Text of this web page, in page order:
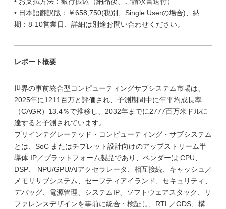
• 日本語翻訳版：￥658,750(税別、Single Userの場合)、納
期：8-10営業日、詳細は別途お問い合わせください。
レポート概要
世界の事前統合型コンピューティングサブシステム市場は、
2025年に1211百万と評価され、予測期間中に年平均成長率
（CAGR）13.4％で推移し、2032年までに2777百万米ドルに
達すると予測されています。
プリインテグレーテッド・コンピューティング・サブシステム
とは、SoC またはチプレット設計向けのアップストリーム半
導体 IP／プラットフォーム製品であり、ベンダーは CPU、
DSP、 NPU/GPU/AIアクセラレータ、相互接続、キャッシュ／
メモリサブシステム、セーフティアイランド、セキュリティ、
デバッグ、電源管理、システムIP、ソフトウェアスタック、リ
ファレンスデザインを事前に統合・検証し、RTL／GDS、構